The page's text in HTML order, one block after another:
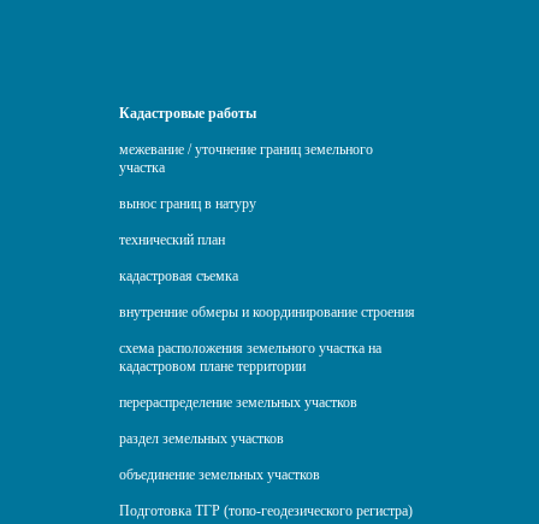
Кадастровые работы
межевание / уточнение границ земельного
участка
вынос границ в натуру
технический план
кадастровая съемка
внутренние обмеры и координирование строения
схема расположения земельного участка на
кадастровом плане территории
перераспределение земельных участков
раздел земельных участков
объединение земельных участков
Подготовка ТГР (топо-геодезического регистра)